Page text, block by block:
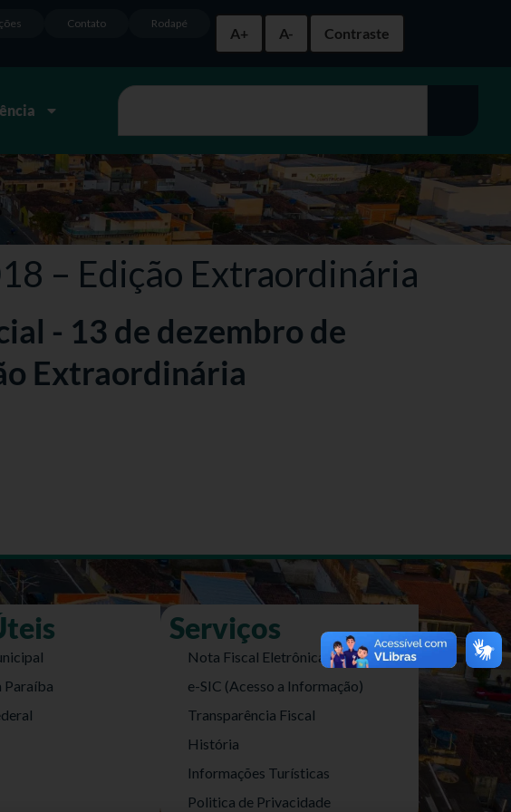
A+
A- Contraste
Rodapé
Contato
– Edição Extraordinária
- 13 de dezembro de
Extraordinária
Paraíba
Serviços
Nota Fiscal Eletrônica
e-SIC (Acesso a Informação)
Transparência Fiscal
História
Informações Turísticas
Politica de Privacidade